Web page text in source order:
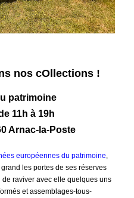
nos cOllections !
patrimoine
11h à 19h
Arnac-la-Poste
européennes du patrimoine
les portes de ses réserves
raviver avec elle quelques uns
et assemblages-tous-